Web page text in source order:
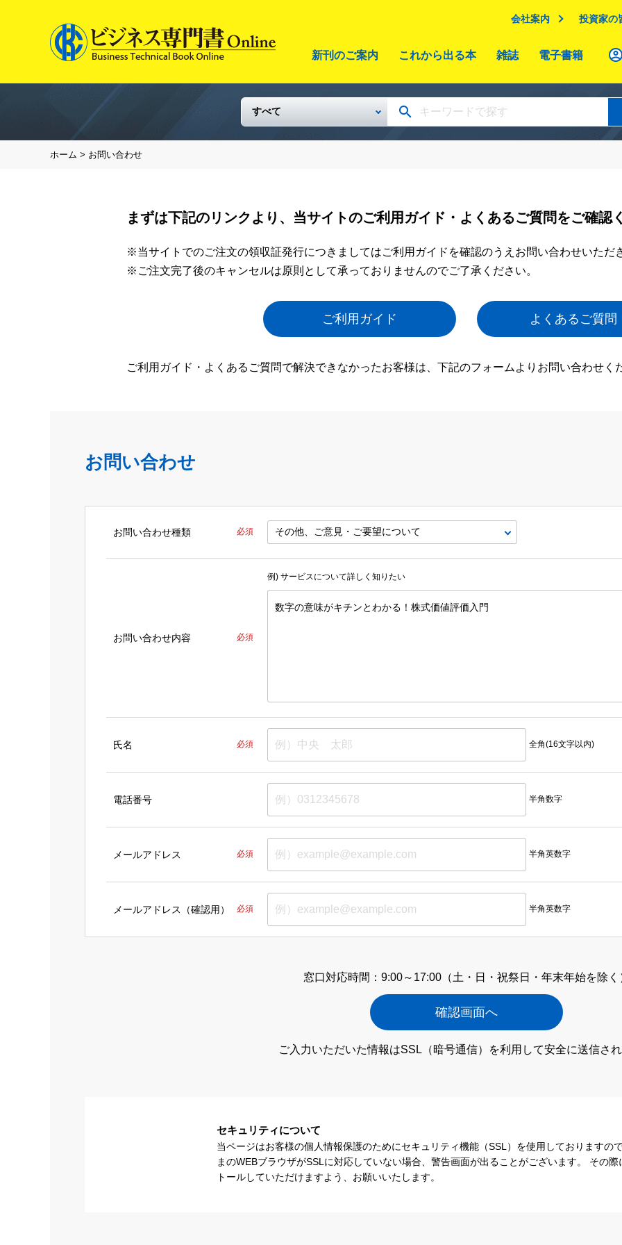
会社案内 投資家の
新刊のご案内 これから出る本 雑誌 電子書籍
ホーム > お問い合わせ
まずは下記のリンクより、当サイトのご利用ガイド・よくあるご質問をご確認
※当サイトでのご注文の領収証発行につきましてはご利用ガイドを確認のうえお問い合わせいただ
※ご注文完了後のキャンセルは原則として承っておりませんのでご了承ください。
ご利用ガイド よくあるご質問
ご利用ガイド・よくあるご質問で解決できなかったお客様は、下記のフォームよりお問い合わせく
お問い合わせ
お問い合わせ種類 必須
お問い合わせ内容 必須
例) サービスについて詳しく知りたい
氏名 必須 全角(16文字以内)
電話番号 半角数字
メールアドレス 必須 半角英数字
メールアドレス（確認用） 必須 半角英数字
窓口対応時間：9:00～17:00（土・日・祝祭日・年末年始を除く
ご入力いただいた情報はSSL（暗号通信） を利用して安全に送信さ
セキュリティについて
当ページはお客様の個人情報保護のためにセキュリティ機能（SSL）を使用しておりますの
まのWEBブラウザがSSLに対応していない場合、警告画面が出ることがございます。 その
トールしていただけますよう、お願いいたします。